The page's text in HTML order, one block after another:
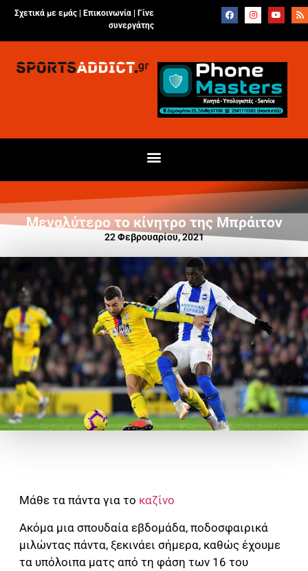
Σχετικά με εμάς | Επικοινωνία
Γίνε
συνεργάτης
Μεγαλύτερο το κίνητρο της Μπράιτον
22 Φεβρουαρίου, 2021
Μάθε τα πάντα για το καζίνο
Ακόμα μια σπουδαία εβδομάδα, ποδοσφαιρικά
μιλώντας πάντα, ξεκινάει σήμερα, καθώς έχουμε
τα υπόλοιπα ματς από τη φάση των 16 του